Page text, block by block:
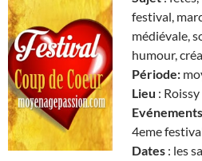
festival,
médiévale,
humour,
Période:
Lieu : Roissy
Evénements
4eme
Dates : les